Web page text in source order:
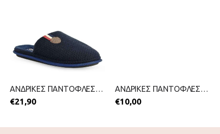
ΑΝΔΡΙΚΕΣ ΠΑΝΤΟΦΛΕΣ-PAREX-2111-0378-ΜΠΛΕ
€21,90
ΑΝΔΡΙΚΕΣ ΠΑΝΤΟΦΛΕΣ-MAGNUS-2199-0595-ΚΑΦΕ
€10,00